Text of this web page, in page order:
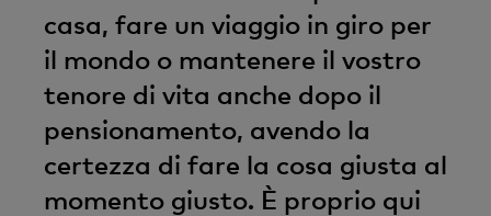
casa, fare un viaggio in giro per
il mondo o mantenere il vostro
tenore di vita anche dopo il
pensionamento, avendo la
certezza di fare la cosa giusta al
momento giusto. È proprio qui